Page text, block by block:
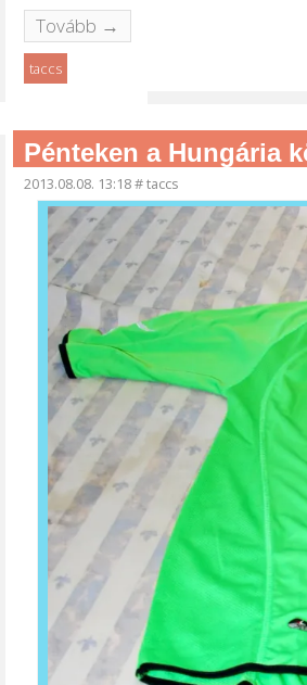
Tovább →
taccs
Pénteken a Hungária
2013.08.08. 13:18#taccs